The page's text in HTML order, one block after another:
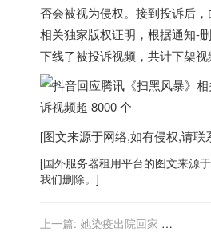
否会被视为侵权。接到投诉后
相关独家版权证明，根据通知-
下线了被投诉视频，共计下架视
[图文来源于网络,如有侵权,请联
[国外服务器租用平台的图文来源
我们删除。]
上一篇: 她染疫出院回家 丈